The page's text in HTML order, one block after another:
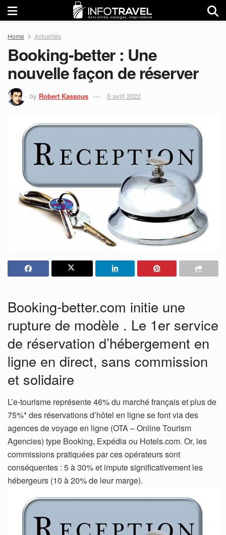
Home Actualités
Booking-better : Une
nouvelle façon de réserver
by Robert Kassous 5 avril 2022
Booking-better.com initie une
rupture de modèle . Le 1er service
de réservation d’hébergement en
ligne en direct, sans commission
et solidaire
L’e-tourisme représente 46% du marché français et plus de
75%* des réservations d’hôtel en ligne se font via des
agences de voyage en ligne (OTA – Online Tourism
Agencies) type Booking, Expédia ou Hotels.com. Or, les
commissions pratiquées par ces opérateurs sont
conséquentes : 5 à 30% et impute significativement les
hébergeurs (10 à 20% de leur marge).